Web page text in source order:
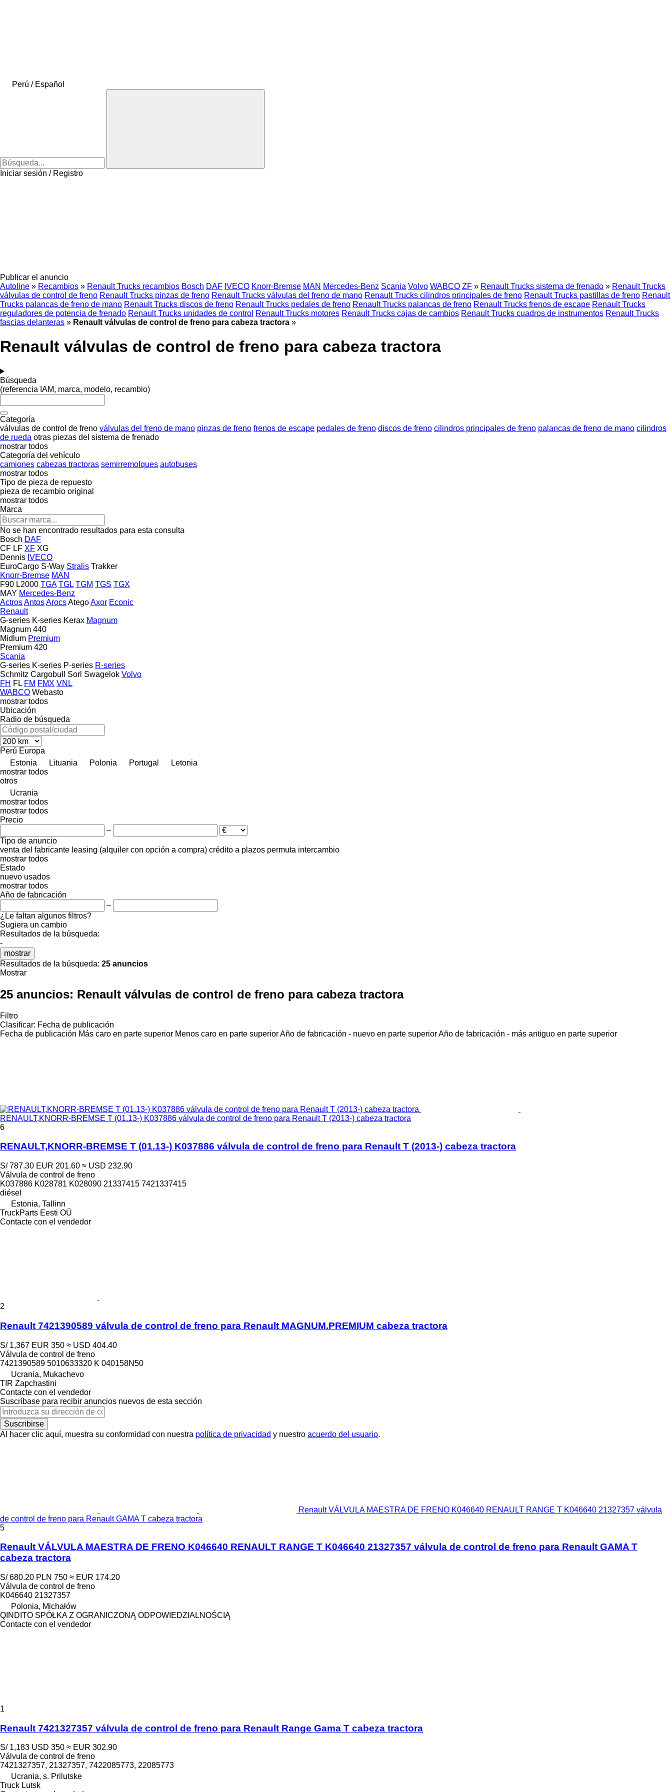
Perú / Español
Iniciar sesión / Registro
Publicar el anuncio
Autoline » Recambios » Renault Trucks recambios Bosch DAF IVECO Knorr-Bremse MAN Mercedes-Benz Scania Volvo WABCO ZF » Renault Trucks sistema de frenado » Renault Trucks
válvulas de control de freno Renault Trucks pinzas de freno Renault Trucks válvulas del freno de mano Renault Trucks cilindros principales de freno Renault Trucks pastillas de freno Renault
Trucks palancas de freno de mano Renault Trucks discos de freno Renault Trucks pedales de freno Renault Trucks palancas de freno Renault Trucks frenos de escape Renault Trucks
reguladores de potencia de frenado Renault Trucks unidades de control Renault Trucks motores Renault Trucks cajas de cambios Renault Trucks cuadros de instrumentos Renault Trucks
fascias delanteras » Renault válvulas de control de freno para cabeza tractora »
Renault válvulas de control de freno para cabeza tractora
Búsqueda
(referencia IAM, marca, modelo, recambio)
Categoría
válvulas de control de freno válvulas del freno de mano pinzas de freno frenos de escape pedales de freno discos de freno cilindros principales de freno palancas de freno de mano cilindros
de rueda otras piezas del sistema de frenado
mostrar todos
Categoría del vehículo
camiones cabezas tractoras semirremolques autobuses
mostrar todos
Tipo de pieza de repuesto
pieza de recambio original
mostrar todos
Marca
No se han encontrado resultados para esta consulta
Bosch DAF
CF LF XF XG
Dennis IVECO
EuroCargo S-Way Stralis Trakker
Knorr-Bremse MAN
F90 L2000 TGA TGL TGM TGS TGX
MAY Mercedes-Benz
ActrosAntosArocsAtegoAxor Econic
Renault
G-series K-series Kerax Magnum
Magnum 440
Midlum Premium
Premium 420
Scania
G-series K-series P-series R-series
Schmitz Cargobull
Sorl Swagelok Volvo
FH FL FM FMX VNL
WABCO Webasto
mostrar todos
Ubicación
Radio de búsqueda
Perú Europa
Estonia
Lituania Polonia Portugal
Letonia
mostrar todos
otros
Ucrania
mostrar todos
mostrar todos
Precio
–
Tipo de anuncio
venta del fabricante leasing (alquiler con opción a compra) crédito a plazos permuta intercambio
mostrar todos
Estado
nuevo usados
mostrar todos
Año de fabricación
–
¿Le faltan algunos filtros?
Sugiera un cambio
Resultados de la búsqueda:
-
mostrar
Resultados de la búsqueda: 25 anuncios
Mostrar
25 anuncios: Renault válvulas de control de freno para cabeza tractora
Filtro
Clasificar: Fecha de publicación
Fecha de publicación Más caro en parte superior Menos caro en parte superiorAño de fabricación - nuevo en parte superiorAño de fabricación - más antiguo en parte superior
RENAULT,KNORR-BREMSE T (01.13-) K037886 válvula de control de freno para Renault T (2013-) cabeza tractora
6
RENAULT,KNORR-BREMSE T (01.13-) K037886 válvula de control de freno para Renault T (2013-) cabeza tractora
S/ 787.30 EUR 201.60 ≈ USD 232.90
Válvula de control de freno
K037886 K028781 K028090 21337415 7421337415
diésel
Estonia, Tallinn
TruckParts Eesti OÜ
Contacte con el vendedor
2
Renault 7421390589 válvula de control de freno para Renault MAGNUM.PREMIUM cabeza tractora
S/ 1,367 EUR 350 ≈ USD 404.40
Válvula de control de freno
7421390589 5010633320 K 040158N50
Ucrania, Mukachevo
TIR Zapchastini
Contacte con el vendedor
Suscríbase para recibir anuncios nuevos de esta sección
Suscribirse
Al hacer clic aquí, muestra su conformidad con nuestra política de privacidad y nuestro acuerdo del usuario.
Renault VÁLVULA MAESTRA DE FRENO K046640 RENAULT RANGE T K046640 21327357 válvula
de control de freno para Renault GAMA T cabeza tractora
5
Renault VÁLVULA MAESTRA DE FRENO K046640 RENAULT RANGE T K046640 21327357 válvula de control de freno para Renault GAMA T
cabeza tractora
S/ 680.20 PLN 750 ≈ EUR 174.20
Válvula de control de freno
K046640 21327357
Polonia, Michałów
QINDITO SPÓŁKA Z OGRANICZONĄ ODPOWIEDZIALNOŚCIĄ
Contacte con el vendedor
1
Renault 7421327357 válvula de control de freno para Renault Range Gama T cabeza tractora
S/ 1,183 USD 350 ≈ EUR 302.90
Válvula de control de freno
7421327357, 21327357, 7422085773, 22085773
Ucrania, s. Prilutske
Truck Lutsk